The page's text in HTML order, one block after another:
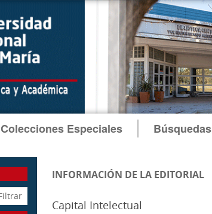
Colecciones Especiales Búsquedas
INFORMACIÓN DE LA EDITORIAL
Capital Intelectual